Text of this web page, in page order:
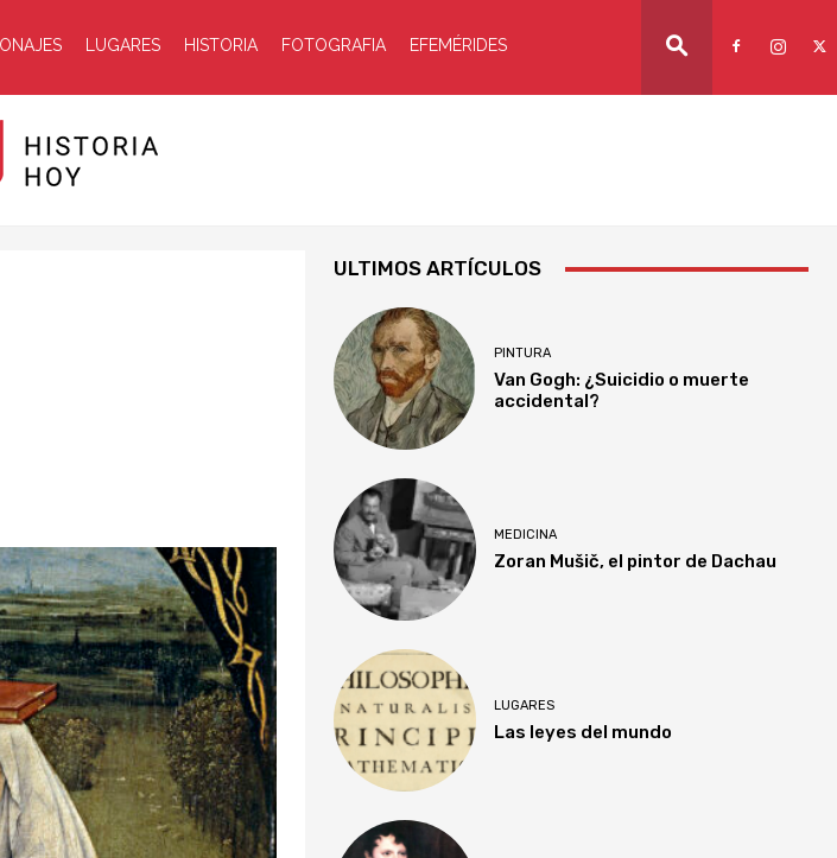
LUGARES HISTORIA FOTOGRAFIA EFEMÉRIDES
ULTIMOS ARTÍCULOS
PINTURA
Van Gogh: ¿Suicidio o muerte
accidental?
MEDICINA
Zoran Mušič, el pintor de Dachau
LUGARES
Las leyes del mundo